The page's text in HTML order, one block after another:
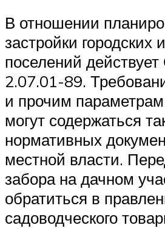
В отношении
застройки городских
поселений
2.07.01-89.
и прочим
могут содержаться
нормативных
местной власти.
забора на дачном
обратиться в
садоводческого